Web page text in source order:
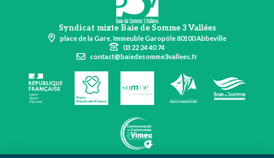
Syndicat mixte Baie de Somme 3 Vallées
place de la Gare, Immeuble Garopôle 80100 Abbeville
03 22 24 40 74
contact@baiedesomme3vallees.fr